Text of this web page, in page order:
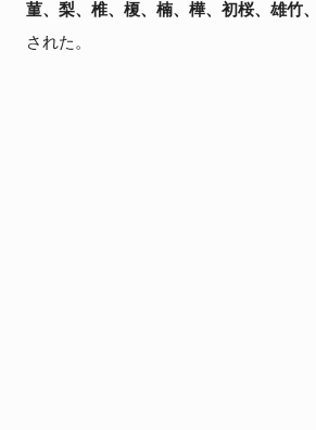
菫、梨、椎、榎、楠、樺、初桜、雄竹
された。